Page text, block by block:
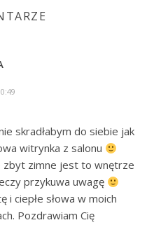
skradłabym do siebie jak
witrynka z salonu
zbyt zimne jest to wnętrze
przykuwa uwagę
i ciepłe słowa w moich
Pozdrawiam Cię